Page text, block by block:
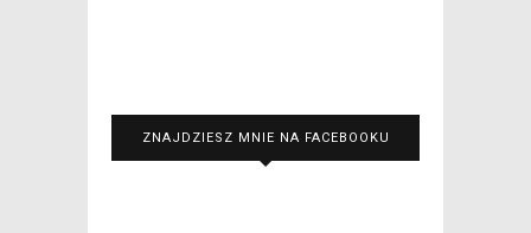
ZNAJDZIESZ MNIE NA FACEBOOKU